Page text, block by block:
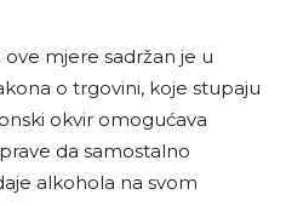
mjere sadržan je u
o trgovini, koje stupaju
okvir omogućava
da samostalno
alkohola na svom